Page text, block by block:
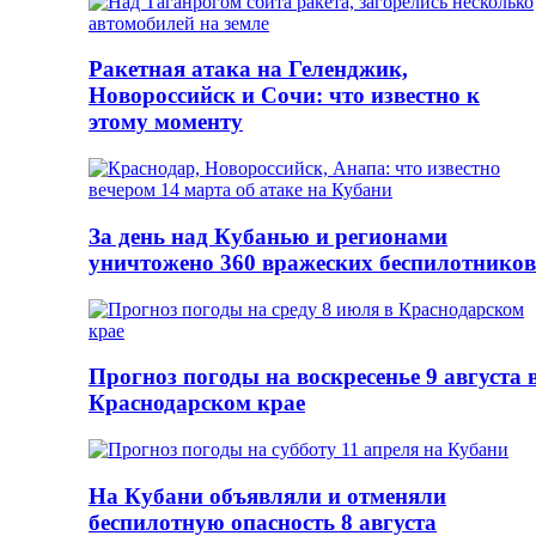
Ракетная атака на Геленджик,
Новороссийск и Сочи: что известно к
этому моменту
За день над Кубанью и регионами
уничтожено 360 вражеских беспилотников
Прогноз погоды на воскресенье 9 августа
Краснодарском крае
На Кубани объявляли и отменяли
беспилотную опасность 8 августа